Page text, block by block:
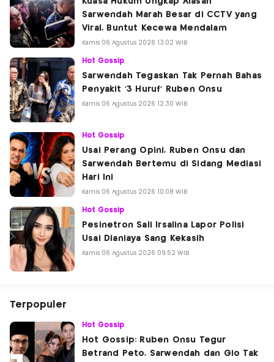
Sarwendah Marah Besar di CCTV yang
Viral, Buntut Kecewa Mendalam
Kamis 06 Agustus 2026 13:02 WIB
Hot Gossip
Sarwendah Tegaskan Tak Pernah Bahas
Penyakit '3 Huruf' Ruben Onsu
Kamis 06 Agustus 2026 12:30 WIB
Hot Gossip
Usai Perang Opini, Ruben Onsu dan
Sarwendah Bertemu di Sidang Mediasi
Hari Ini
Kamis 06 Agustus 2026 10:08 WIB
Hot Gossip
Pesinetron Sali Irsalina Lapor Polisi
Usai Dianiaya Sang Kekasih
Kamis 06 Agustus 2026 09:52 WIB
Terpopuler
Hot Gossip
Hot Gossip: Ruben Onsu Tegur
Betrand Peto, Sarwendah dan Gio Tak